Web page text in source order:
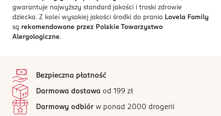
gwarantuje najwyższy standard jakości i troski zdrowie
dziecka. Z kolei wysokiej jakości środki do prania Lovela Family
są rekomendowane przez Polskie Towarzystwo
Alergologiczne.
Bezpieczna płatność
Darmowa dostawa od 199 zł
Darmowy odbiór w ponad 2000 drogerii